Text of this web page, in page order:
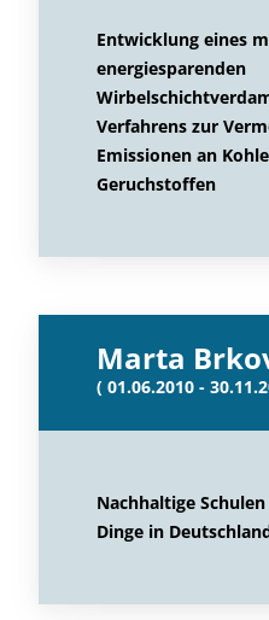
Entwicklung eines
energiesparenden
Verfahrens zur
Emissionen an
Geruchstoffen
Marta
( 01.06.2010 -
Nachhaltige
Dinge in